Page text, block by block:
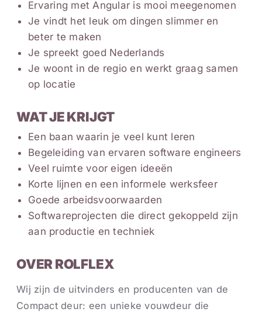
Ervaring met Angular is mooi meegenomen
Je vindt het leuk om dingen slimmer en
beter te maken
Je spreekt goed Nederlands
Je woont in de regio en werkt graag samen
op locatie
WAT JE KRIJGT
Een baan waarin je veel kunt leren
Begeleiding van ervaren software engineers
Veel ruimte voor eigen ideeën
Korte lijnen en een informele werksfeer
Goede arbeidsvoorwaarden
Softwareprojecten die direct gekoppeld zijn
aan productie en techniek
OVER ROLFLEX
Wij zijn de uitvinders en producenten van de
Compact deur: een unieke vouwdeur die